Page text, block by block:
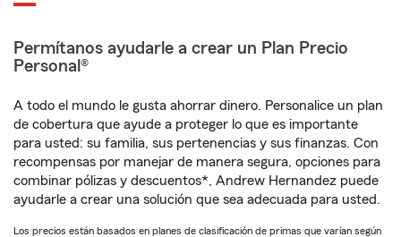
Permítanos ayudarle a crear un Plan Precio
Personal®
A todo el mundo le gusta ahorrar dinero. Personalice un plan
de cobertura que ayude a proteger lo que es importante
para usted: su familia, sus pertenencias y sus finanzas. Con
recompensas por manejar de manera segura, opciones para
combinar pólizas y descuentos*, Andrew Hernandez puede
ayudarle a crear una solución que sea adecuada para usted.
Los precios están basados en planes de clasificación de primas que varían según